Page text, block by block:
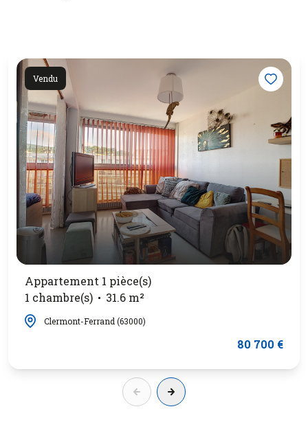
Vendu
Appartement 1 pièce(s)
1 chambre(s)
31.6 m²
Clermont-Ferrand (63000)
80 700 €